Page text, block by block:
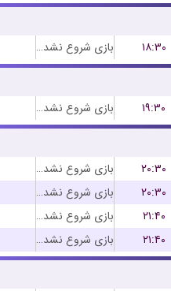
بازی شروع نشده است
۱۸:۳۰
بازی شروع نشده است
۱۹:۳۰
بازی شروع نشده است
۲۰:۳۰
بازی شروع نشده است
۲۰:۳۰
بازی شروع نشده است
۲۱:۴۰
بازی شروع نشده است
۲۱:۴۰